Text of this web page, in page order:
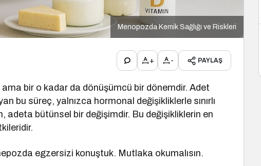
Menopozda Kemik Sağlığı ve Riskleri
+ - PAYLAŞ
bir o kadar da dönüşümcü bir dönemdir. Adet
bu süreç, yalnızca hormonal değişikliklerle sınırlı
adeta bütünsel bir değişimdir. Bu değişikliklerin en
egzersizi konuştuk. Mutlaka okumalısın.